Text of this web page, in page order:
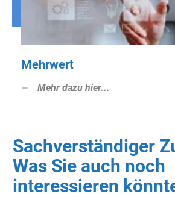
Mehrwert
Mehr dazu hier...
Sachverständiger
Was Sie auch noch
interessieren